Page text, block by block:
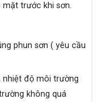
mặt trước khi sơn.
phun sơn ( yêu cầu
nhiệt độ môi trường
không quá